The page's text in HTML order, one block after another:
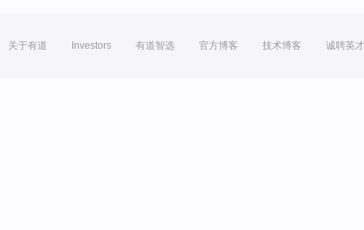
关于有道 Investors 有道智选 官方博客 技术博客 诚聘英才